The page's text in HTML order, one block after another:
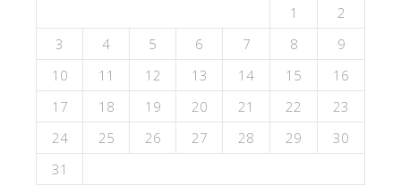
1
2
3
4 5 6 7 8
9
10
11 12 13 14 15
16
17
18 19 20 21 22
23
24
25 26 27 28 29
30
31